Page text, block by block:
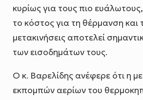
κυρίως για τους πιο
το κόστος για τη θέρμανση και
μετακινήσεις αποτελεί
των εισοδημάτων τους.
Ο κ. Βαρελίδης ανέφερε ότι η
εκπομπών αερίων του